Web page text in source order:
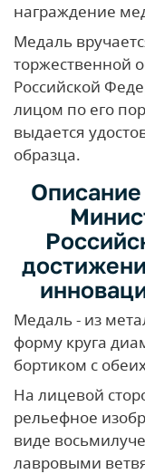
награждение
Медаль
торжественной
Российской
лицом по его
выдается
образца.
Медаль - из
форму круга
бортиком с
На лицевой
рельефное
виде
лавровыми